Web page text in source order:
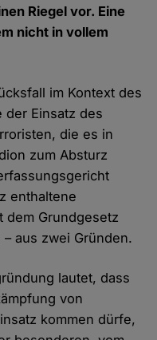
Riegel vor. Eine
nicht in vollem
im Kontext des
der Einsatz des
die es in
zum Absturz
enthaltene
dem Grundgesetz
aus zwei Gründen.
lautet, dass
von
kommen dürfe,